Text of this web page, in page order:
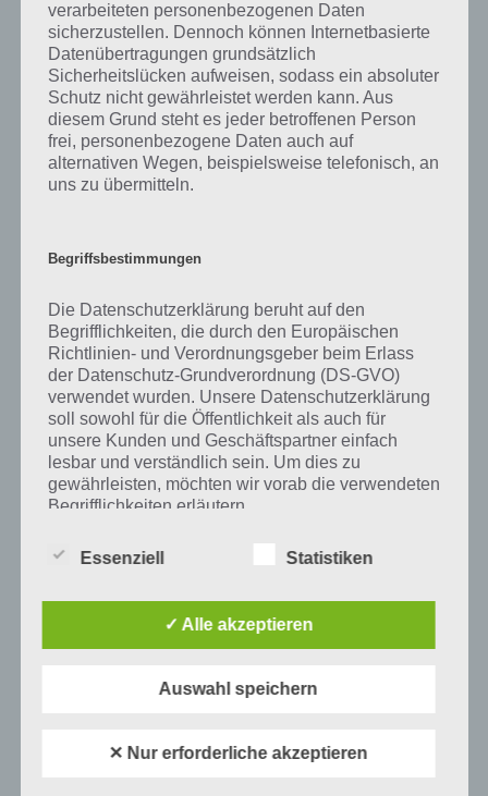
Darum geht es bei 94%
Was ist 94%? In der App 94% musst du auf Basis eines Bildes oder
einer Aussage die Antworten herausfinden, die von anderen Spielern
am häufigsten genannt worden sind. Nur so kannst du das nächste
Level freischalten. Zusammenaddiert ergeben alle Antworten 94
Prozent, wovon die App ihren Namen hat. Entsprechend ist 94
Prozent ein Wort und Rätsel-Spiel. Bereits über 10 Millionen mal
und iTunes App Store.
Auf WhatsApp teilen Teilen auf Facebook
Tweet auf Twitter
Mehr Artikel hier auf Touchportal
verarbeiteten personenbezogenen Daten
sicherzustellen. Dennoch können Internetbasierte
Datenübertragungen grundsätzlich
Sicherheitslücken aufweisen, sodass ein absoluter
Schutz nicht gewährleistet werden kann. Aus
diesem Grund steht es jeder betroffenen Person
frei, personenbezogene Daten auch auf
alternativen Wegen, beispielsweise telefonisch, an
uns zu übermitteln.
Begriffsbestimmungen
Die Datenschutzerklärung beruht auf den
Begrifflichkeiten, die durch den Europäischen
Richtlinien- und Verordnungsgeber beim Erlass
der Datenschutz-Grundverordnung (DS-GVO)
verwendet wurden. Unsere Datenschutzerklärung
soll sowohl für die Öffentlichkeit als auch für
unsere Kunden und Geschäftspartner einfach
lesbar und verständlich sein. Um dies zu
gewährleisten, möchten wir vorab die verwendeten
Begrifflichkeiten erläutern.
Wir verwenden in dieser Datenschutzerklärung
a) personenbezogene Daten
Personenbezogene Daten sind alle
oder identifizierbare natürliche Person (im
Folgenden „betroffene Person") beziehen.
Essenziell Statistiken
✓ Alle akzeptieren
Auswahl speichern
✕ Nur erforderliche akzeptieren